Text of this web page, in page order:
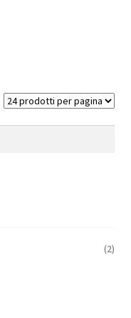
(2)